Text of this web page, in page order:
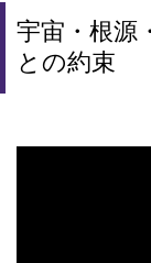
宇宙・根源
との約束